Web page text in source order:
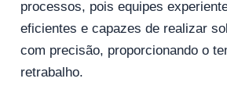
processos, pois equipes
eficientes e capazes de realizar
com precisão, proporcionando o
retrabalho.